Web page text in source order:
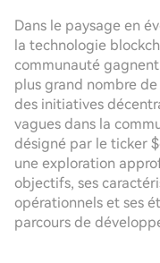
Dans le paysage en
la technologie
communauté
plus grand nombre
des initiatives
vagues dans la
désigné par le ticker
une exploration
objectifs, ses
opérationnels et ses
parcours de